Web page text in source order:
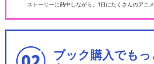
ストーリーに熱中しながら、1日にたくさんのアニ
ブック購入でもっ